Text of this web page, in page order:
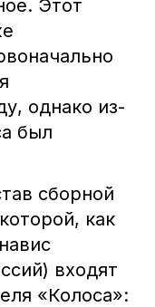
Этот
однако из-
был
сборной
как
входят
«Колоса»: